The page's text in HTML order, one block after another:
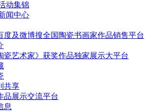
动集锦
闻中心
度及微博搜全国陶瓷书画家作品销售平台
瓷艺术家》获奖作品独家展示大平台
共享
品展示交流平台
息